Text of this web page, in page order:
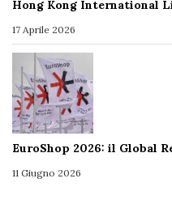
Hong Kong International
17 Aprile 2026
EuroShop 2026: il Global
11 Giugno 2026